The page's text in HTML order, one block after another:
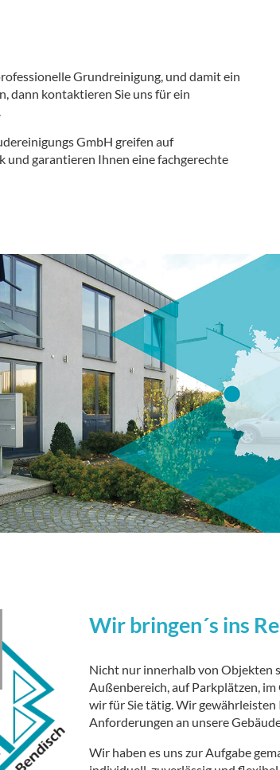
Grundreinigung, und damit ein
dann kontaktieren Sie uns für ein
GmbH greifen auf
und garantieren Ihnen eine fachgerechte
Wir bringen´s ins
Nicht nur innerhalb von Objekten
Außenbereich, auf Parkplätzen,
wir für Sie tätig. Wir gewährleisten
Anforderungen an unsere
Wir haben es uns zur Aufgabe